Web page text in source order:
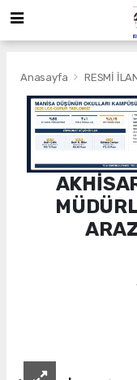
Anasayfa RESMİ